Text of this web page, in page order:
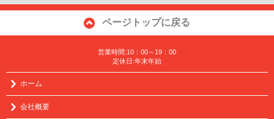
ページトップに戻る
営業時間:10：00～19：00
定休日:年末年始
ホーム
会社概要